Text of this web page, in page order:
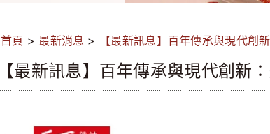
首頁 > 最新消息 > 【最新訊息】百年傳承與現代創
【最新訊息】百年傳承與現代創新